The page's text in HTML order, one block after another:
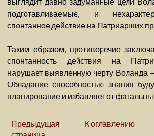
выглядит давно задуманные цели
подготавливаемые, и
спонтанное действие на Патриарших
Таким образом, противоречие
спонтанность действия на
нарушает выявленную черту Воланда
Обладание способностью знания
планирование и избавляет от
Предыдущая
К оглавлению